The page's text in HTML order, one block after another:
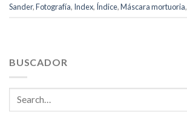
Sander,Fotografía, Index, Índice,Máscara mortuoria,
BUSCADOR